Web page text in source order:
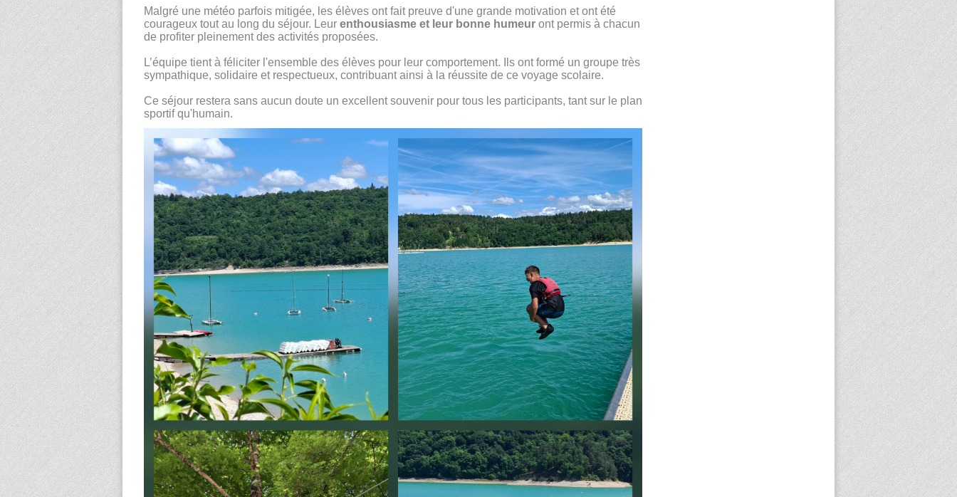
Malgré une météo parfois mitigée, les élèves ont fait preuve d'une grande motivation et ont été
courageux tout au long du séjour. Leur enthousiasme et leur bonne humeur ont permis à chacun
de profiter pleinement des activités proposées.
L’équipe tient à féliciter l'ensemble des élèves pour leur comportement. Ils ont formé un groupe très
sympathique, solidaire et respectueux, contribuant ainsi à la réussite de ce voyage scolaire.
Ce séjour restera sans aucun doute un excellent souvenir pour tous les participants, tant sur le plan
sportif qu'humain.